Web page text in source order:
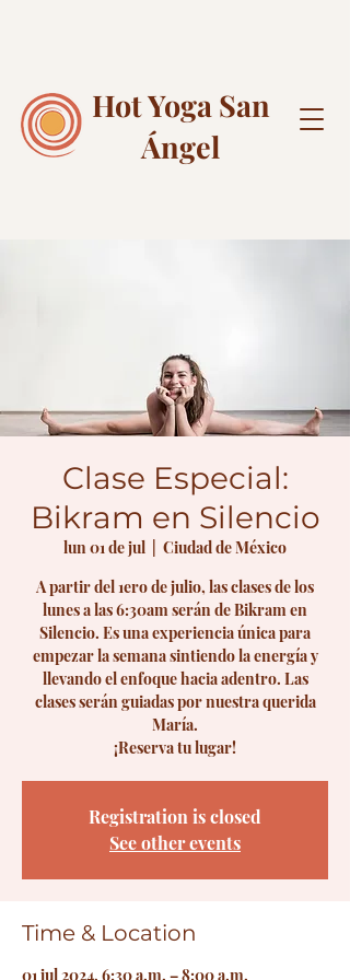
Hot Yoga San
Ángel
Clase Especial:
Bikram en Silencio
lun 01 de jul
Ciudad de México
A partir del 1ero de julio, las clases de los
lunes a las 6:30am serán de Bikram en
Silencio. Es una experiencia única para
empezar la semana sintiendo la energía y
llevando el enfoque hacia adentro. Las
clases serán guiadas por nuestra querida
María.
¡Reserva tu lugar!
Registration is closed
See other events
Time & Location
01 jul 2024, 6:30 a.m. – 8:00 a.m.